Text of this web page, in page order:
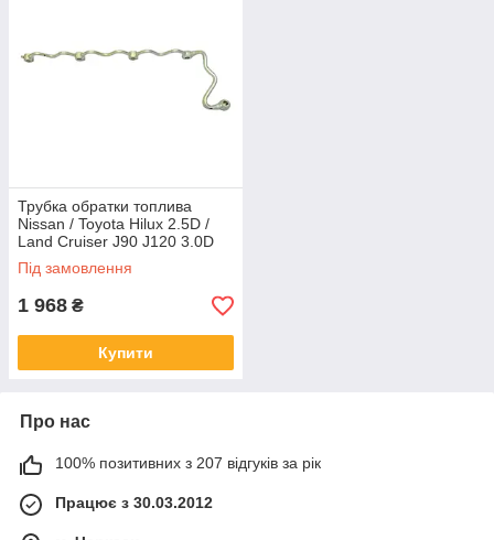
Трубка обратки топлива
Nissan / Toyota Hilux 2.5D /
Land Cruiser J90 J120 3.0D
Під замовлення
1 968 ₴
Купити
Про нас
100% позитивних з 207 відгуків за рік
Працює з 30.03.2012